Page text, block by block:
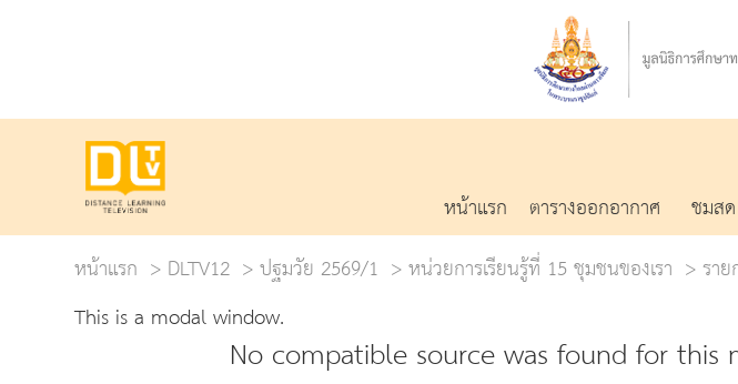
หน้าแรก ตารางออกอากาศ ชมสด
หน้าแรก
DLTV12 ปฐมวัย 2569/1 หน่วยการเรียนรู้ที่ 15 ชุมชนของเรา
รา
This is a modal window.
No compatible source was found for this